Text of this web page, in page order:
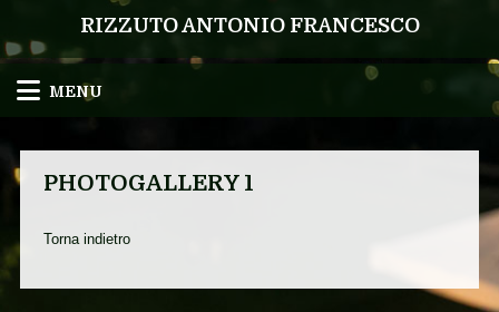
RIZZUTO ANTONIO FRANCESCO
MENU
PHOTOGALLERY 1
Torna indietro